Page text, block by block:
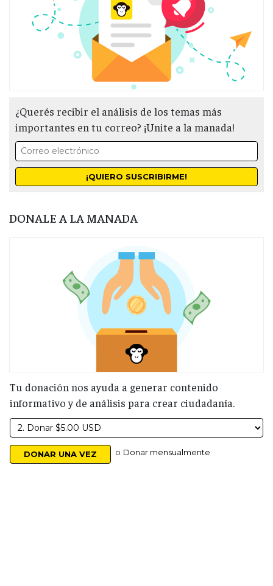
¿Querés recibir el análisis de los temas más
importantes en tu correo? ¡Unite a la manada!
DONALE A LA MANADA
Tu donación nos ayuda a generar contenido
informativo y de análisis para crear ciudadanía.
o Donar mensualmente